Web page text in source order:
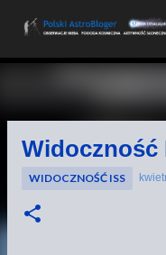
Przejdź
Widoczność
WIDOCZNOŚĆ ISS